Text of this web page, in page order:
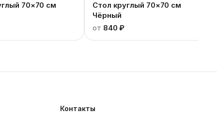
70×70 см
Стол круглый 70×70 см
Чёрный
от 840 ₽
Контакты